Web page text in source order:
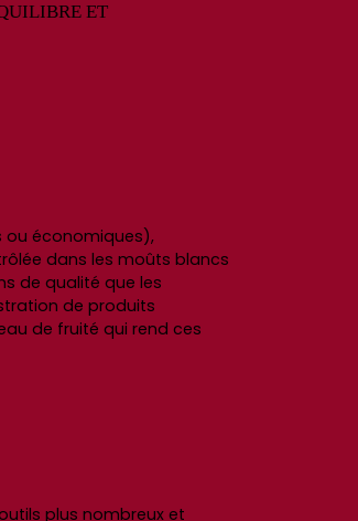
ET
ou économiques),
dans les moûts blancs
de qualité que les
de produits
de fruité qui rend ces
plus nombreux et